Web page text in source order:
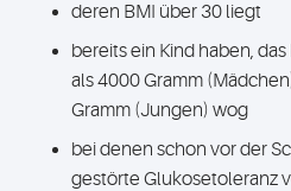
deren BMI über 30 liegt
bereits ein Kind haben,
als 4000 Gramm
Gramm (Jungen) wog
bei denen schon vor der
gestörte Glukosetoleranz